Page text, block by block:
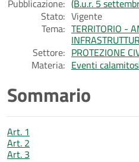
Pubblicazione: (B.u.r. 5
Stato: Vigente
Tema: TERRITORIO -
Settore: PROTEZIONE
Materia: Eventi
Sommario
Art. 1
Art. 2
Art. 3